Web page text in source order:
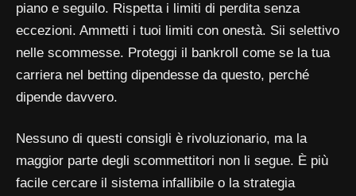
piano e seguilo. Rispetta i limiti di perdita senza
eccezioni. Ammetti i tuoi limiti con onestà. Sii selettivo
nelle scommesse. Proteggi il bankroll come se la tua
carriera nel betting dipendesse da questo, perché
dipende davvero.
Nessuno di questi consigli è rivoluzionario, ma la
maggior parte degli scommettitori non li segue. È più
facile cercare il sistema infallibile o la strategia